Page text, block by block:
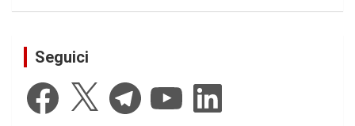
Seguici
Facebook Telegram YouTube LinkedIn